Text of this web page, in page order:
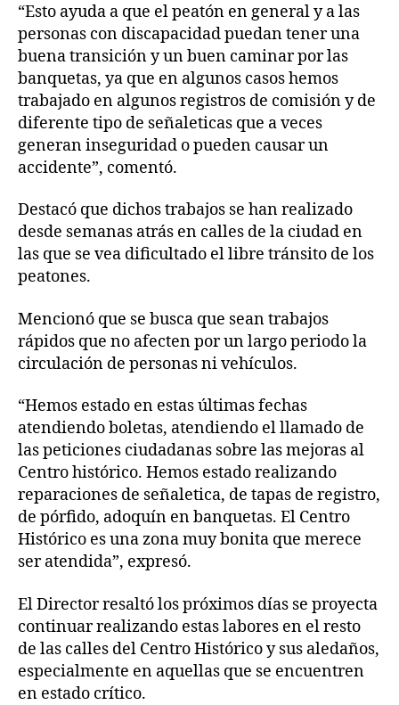
“Esto ayuda a que el peatón en general y a las
personas con discapacidad puedan tener una
buena transición y un buen caminar por las
banquetas, ya que en algunos casos hemos
trabajado en algunos registros de comisión y de
diferente tipo de señaleticas que a veces
generan inseguridad o pueden causar un
accidente”, comentó.
Destacó que dichos trabajos se han realizado
desde semanas atrás en calles de la ciudad en
las que se vea dificultado el libre tránsito de los
peatones.
Mencionó que se busca que sean trabajos
rápidos que no afecten por un largo periodo la
circulación de personas ni vehículos.
“Hemos estado en estas últimas fechas
atendiendo boletas, atendiendo el llamado de
las peticiones ciudadanas sobre las mejoras al
Centro histórico. Hemos estado realizando
reparaciones de señaletica, de tapas de registro,
de pórfido, adoquín en banquetas. El Centro
Histórico es una zona muy bonita que merece
ser atendida”, expresó.
El Director resaltó los próximos días se proyecta
continuar realizando estas labores en el resto
de las calles del Centro Histórico y sus aledaños,
especialmente en aquellas que se encuentren
en estado crítico.